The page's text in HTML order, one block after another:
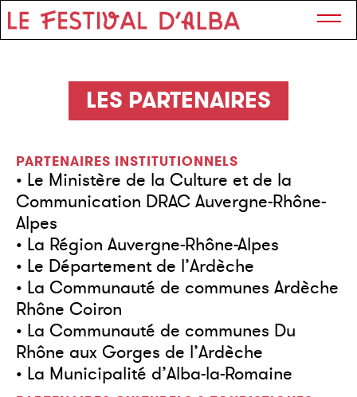
LES PARTENAIRES
PARTENAIRES INSTITUTIONNELS
• Le Ministère de la Culture et de la
Communication DRAC Auvergne-Rhône-
Alpes
• La Région Auvergne-Rhône-Alpes
• Le Département de l’Ardèche
• La Communauté de communes Ardèche
Rhône Coiron
• La Communauté de communes Du
Rhône aux Gorges de l’Ardèche
• La Municipalité d’Alba-la-Romaine